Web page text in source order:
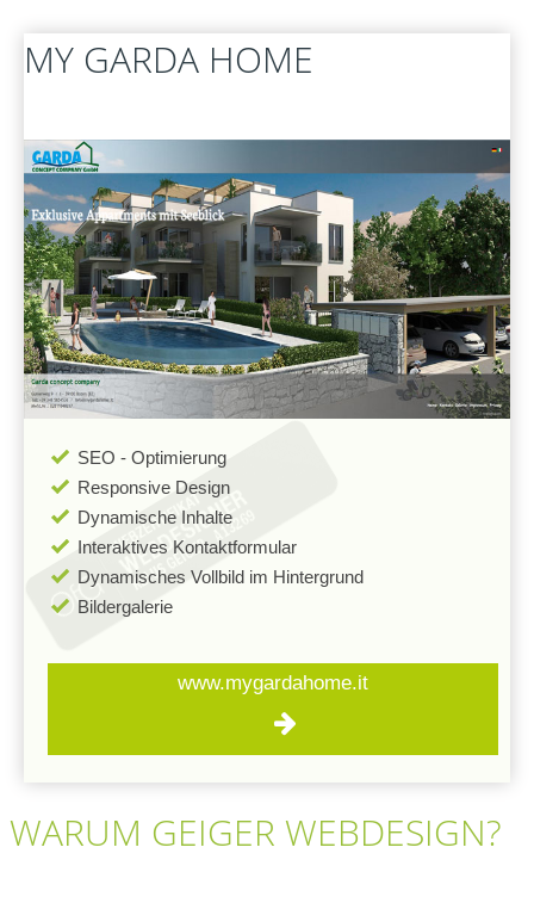
FERNWARTUNG
MY GARDA HOME
SEO - Optimierung
Responsive Design
Dynamische Inhalte
Interaktives Kontaktformular
Dynamisches Vollbild im Hintergrund
Bildergalerie
www.mygardahome.it
WARUM GEIGER WEBDESIGN?